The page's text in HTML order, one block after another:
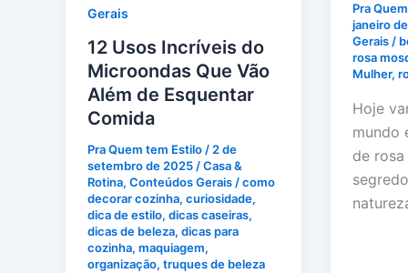
Gerais
12 Usos Incríveis do
Microondas Que Vão
Além de Esquentar
Comida
Pra Quem tem Estilo/2 de
setembro de 2025/Casa &
Rotina, Conteúdos Gerais/como
decorar cozinha, curiosidade,
dica de estilo, dicas caseiras,
dicas de beleza, dicas para
cozinha, maquiagem,
organização, truques de beleza
Pra
janeiro
Gerais/
rosa
Mulher,
Hoje
mundo
de